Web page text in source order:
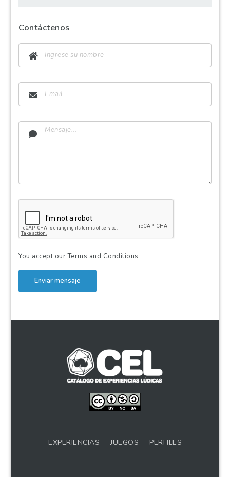
Contáctenos
You accept ourTerms and Conditions
Enviar mensaje
EXPERIENCIAS JUEGOS PERFILES